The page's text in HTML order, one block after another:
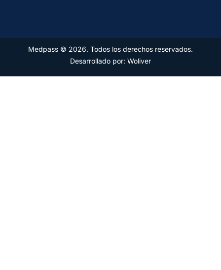
Medpass © 2026. Todos los derechos reservados.
Desarrollado por: Woliver